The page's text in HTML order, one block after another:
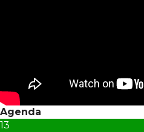
Agenda
13